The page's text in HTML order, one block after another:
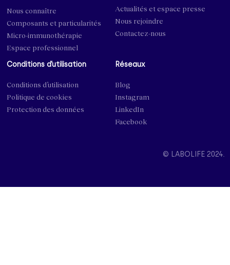
Nous connaître
Composants et particularités
Micro-immunothérapie
Espace professionnel
Actualités et espace presse
Nous rejoindre
Contactez-nous
Conditions d’utilisation
Conditions d’utilisation
Politique de cookies
Protection des données
Réseaux
Blog
Instagram
LinkedIn
Facebook
© LABOLIFE 2024.